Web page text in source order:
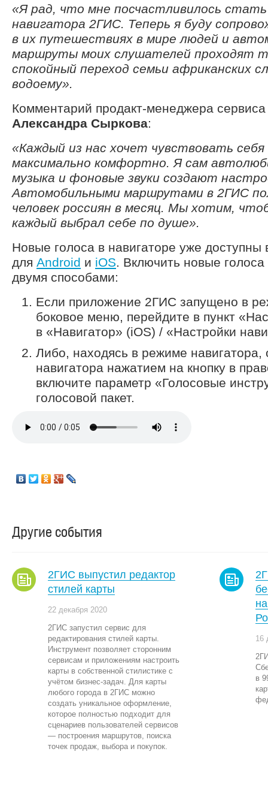
«Я рад, что мне посчастливилось стать
навигатора 2ГИС. Теперь я буду
в их путешествиях в мире людей и
маршруты моих слушателей проходят
спокойный переход семьи африканских
водоему».
Комментарий продакт-менеджера
Александра Сыркова:
«Каждый из нас хочет чувствовать
максимально комфортно. Я сам
музыка и фоновые звуки создают
Автомобильными маршрутами в 2ГИС
человек россиян в месяц. Мы хотим,
каждый выбрал себе по душе».
Новые голоса в навигаторе уже
для Android и iOS. Включить новые
двумя способами:
Если приложение 2ГИС запущено в
боковое меню, перейдите в пункт
в «Навигатор» (iOS) / «Настройки
Либо, находясь в режиме навигатора,
навигатора нажатием на кнопку в
включите параметр «Голосовые
голосовой пакет.
Другие события
2ГИС выпустил редактор
стилей карты
22 декабря 2020
2ГИС запустил сервис для
редактирования стилей карты.
Инструмент позволяет сторонним
сервисам и приложениям настроить
карты в собственной стилистике с
учётом бизнес-задач. Для карты
любого города в 2ГИС можно
создать уникальное оформление,
которое полностью подходит для
сценариев пользователей сервисов
— построения маршрутов, поиска
точек продаж, выбора и покупок.
16
в